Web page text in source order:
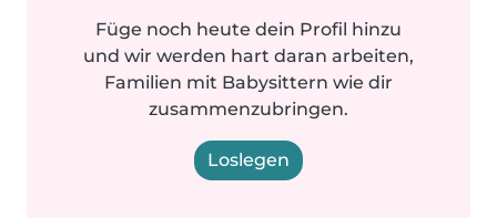
Füge noch heute dein Profil hinzu
und wir werden hart daran arbeiten,
Familien mit Babysittern wie dir
zusammenzubringen.
Loslegen